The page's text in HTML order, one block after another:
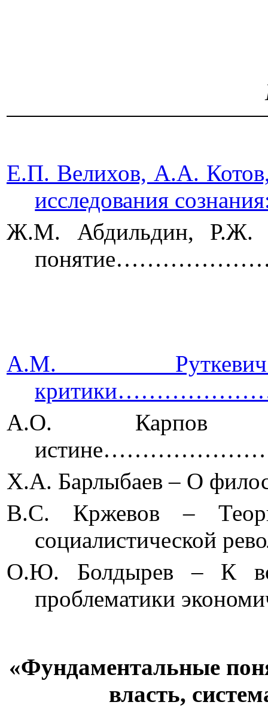
Е.П. Велихов, А.А.
исследования
Ж.М. Абдильдин, Р.Ж.
А.М.
А.О. Карпов
Х.А. Барлыбаев – О
В.С. Кржевов –
О.Ю. Болдырев – К
проблематики
«Фундаментальные
власть,